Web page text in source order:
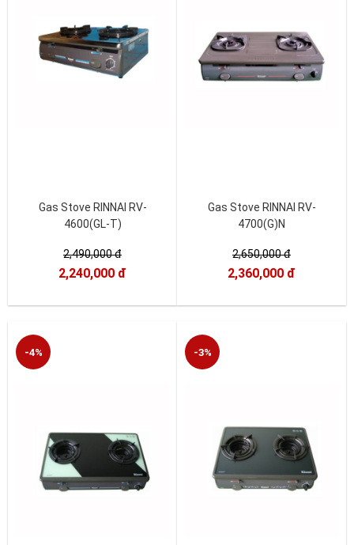
Gas Stove RINNAI RV-
4600(GL-T)
2,490,000 đ
2,240,000 đ
Gas Stove RINNAI RV-
4700(G)N
2,650,000 đ
2,360,000 đ
-4% -3%